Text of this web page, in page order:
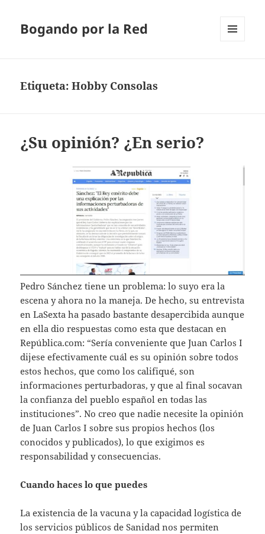
Bogando por la Red
Etiqueta:Hobby Consolas
¿Su opinión? ¿En serio?
Pedro Sánchez tiene un problema: lo suyo era la
escena y ahora no la maneja. De hecho, su entrevista
en LaSexta ha pasado bastante desapercibida aunque
en ella dio respuestas como esta que destacan en
República.com: “Sería conveniente que Juan Carlos I
dijese efectivamente cuál es su opinión sobre todos
estos hechos, que como los califiqué, son
informaciones perturbadoras, y que al final socavan
la confianza del pueblo español en todas las
instituciones”. No creo que nadie necesite la opinión
de Juan Carlos I sobre sus propios hechos (los
conocidos y publicados), lo que exigimos es
responsabilidad y consecuencias.
Cuando haces lo que puedes
La existencia de la vacuna y la capacidad logística de
los servicios públicos de Sanidad nos permiten